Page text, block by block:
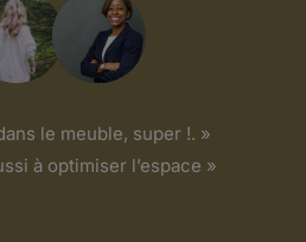
le meuble, super !. »
à optimiser l’espace »